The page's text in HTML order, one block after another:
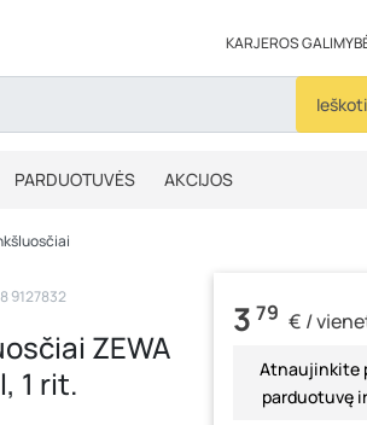
KARJEROS
Ieškoti
PARDUOTUVĖS AKCIJOS
9127832
ZEWA
1 rit.
3 79 € /
Atnaujinkite
parduotuvę